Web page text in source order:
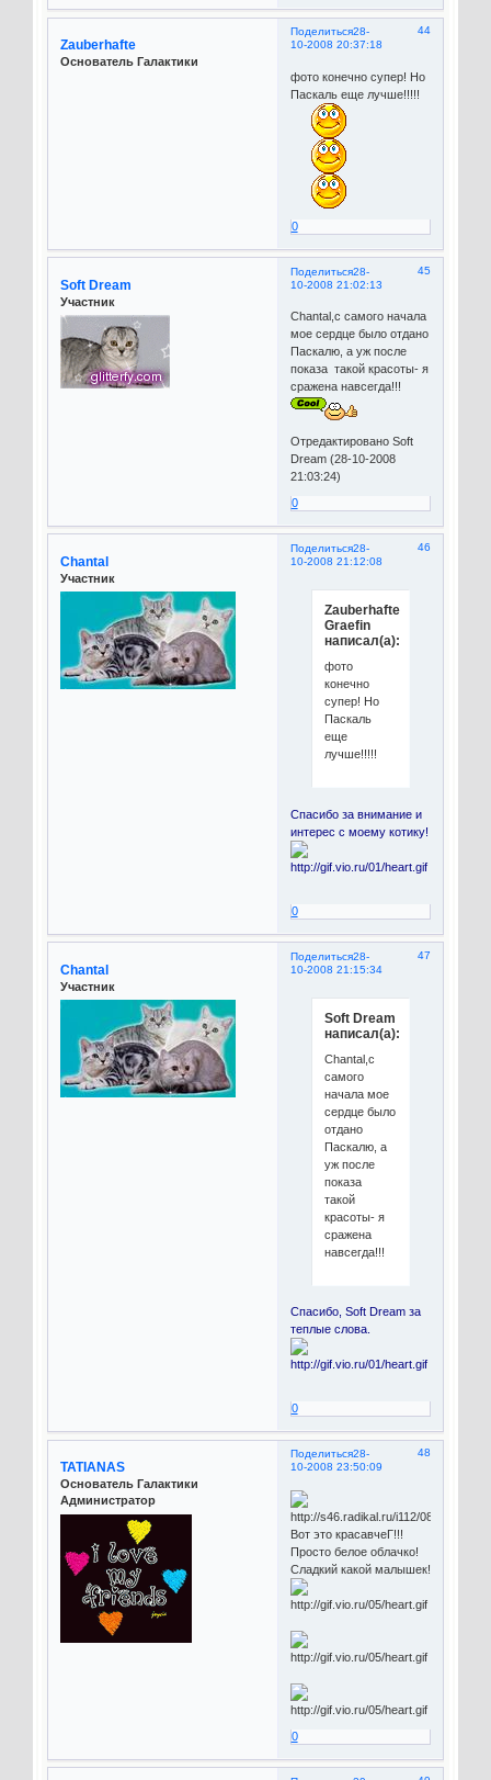
Поделиться 44
28-
10-2008 20:37:18
Zauberhafte
Основатель Галактики
фото конечно супер! Но
Паскаль еще лучше!!!!!
0
Поделиться 45
28-
10-2008 21:02:13
Soft Dream
Участник
Chantal,с самого начала
мое сердце было отдано
Паскалю, а уж после
показа такой красоты- я
сражена навсегда!!!
Отредактировано Soft
Dream (28-10-2008
21:03:24)
0
Поделиться 46
28-
10-2008 21:12:08
Chantal
Участник
Zauberhafte
Graefin
написал(а):
фото
конечно
супер! Но
Паскаль
еще
лучше!!!!!
Спасибо за внимание и
интерес с моему котику!
0
Поделиться 47
28-
10-2008 21:15:34
Chantal
Участник
Soft Dream
написал(а):
Chantal,с
самого
начала мое
сердце было
отдано
Паскалю, а
уж после
показа
такой
красоты- я
сражена
навсегда!!!
Спасибо, Soft Dream за
теплые слова.
0
Поделиться 48
28-
10-2008 23:50:09
TATIANAS
Основатель Галактики
Администратор
Вот это красавчеГ!!!
Просто белое облачко!
Сладкий какой малышек!
0